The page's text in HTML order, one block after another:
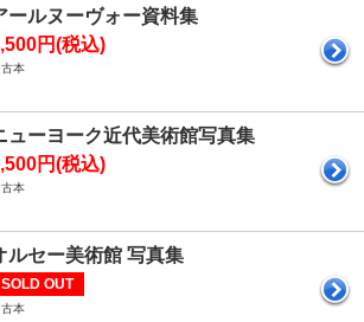
ールヌーヴォー資料集
円(税込)
本
ューヨーク近代美術館写真集
円(税込)
本
ルセー美術館 写真集
SOLD OUT
本